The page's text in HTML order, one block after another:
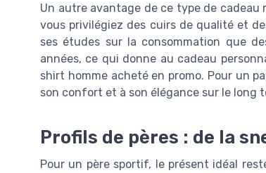
Un autre avantage de ce type de cadeau
vous privilégiez des cuirs de qualité et
ses études sur la consommation que
années, ce qui donne au cadeau
shirt homme acheté en promo. Pour un
son confort et à son élégance sur le long
Profils de pères : de la
Pour un père sportif, le présent idéal